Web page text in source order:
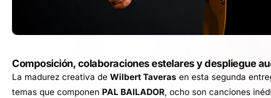
Composición, colaboraciones estelares y despliegue
La madurez creativa de Wilbert Taveras en esta segunda
temas que componen PAL BAILADOR, ocho son canciones